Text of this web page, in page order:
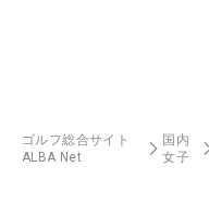
ゴルフ総合サイト
ALBA Net
国内
女子